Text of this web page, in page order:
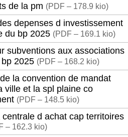
de la pm (PDF – 178.9 kio)
depenses d investissement
du bp 2025 (PDF – 169.1 kio)
subventions aux associations
2025 (PDF – 168.2 kio)
la convention de mandat
ville et la spl plaine co
(PDF – 148.5 kio)
d achat cap territoires
– 162.3 kio)